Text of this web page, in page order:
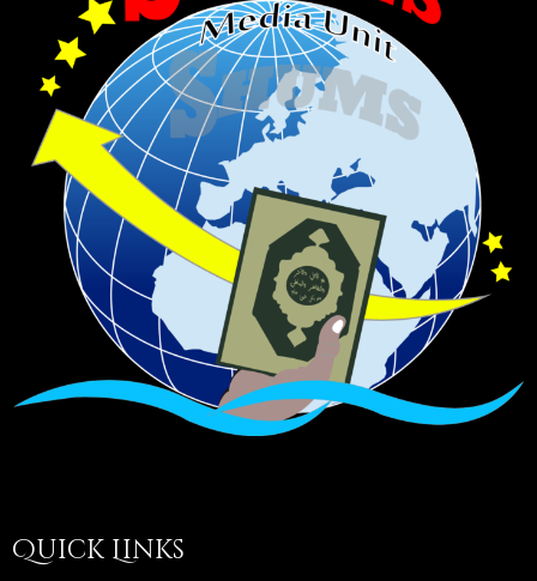
Quick Links